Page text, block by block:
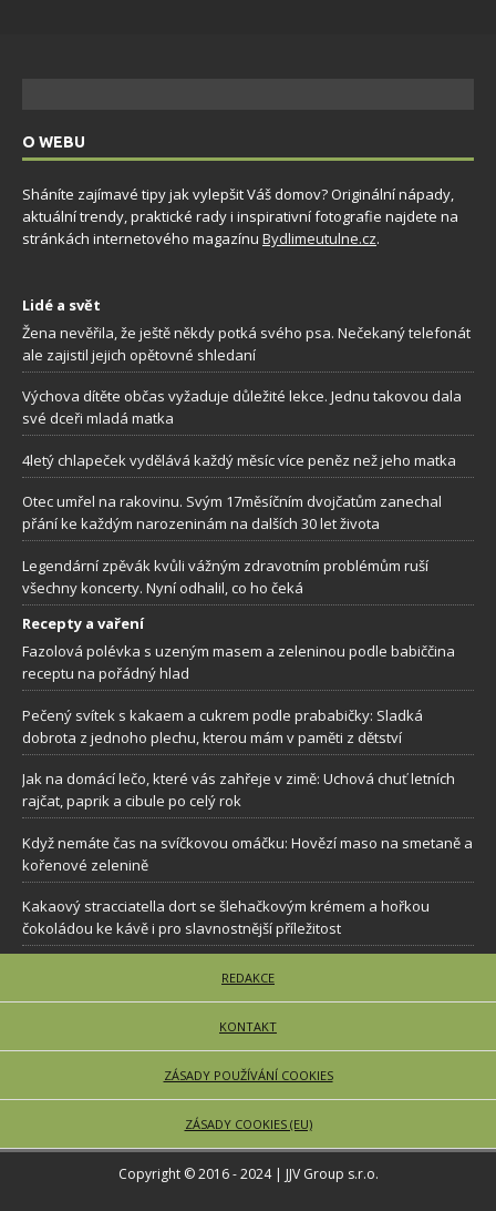
O WEBU
Sháníte zajímavé tipy jak vylepšit Váš domov? Originální nápady,
aktuální trendy, praktické rady i inspirativní fotografie najdete na
stránkách internetového magazínu Bydlimeutulne.cz.
Lidé a svět
Žena nevěřila, že ještě někdy potká svého psa. Nečekaný telefonát
ale zajistil jejich opětovné shledaní
Výchova dítěte občas vyžaduje důležité lekce. Jednu takovou dala
své dceři mladá matka
4letý chlapeček vydělává každý měsíc více peněz než jeho matka
Otec umřel na rakovinu. Svým 17měsíčním dvojčatům zanechal
přání ke každým narozeninám na dalších 30 let života
Legendární zpěvák kvůli vážným zdravotním problémům ruší
všechny koncerty. Nyní odhalil, co ho čeká
Recepty a vaření
Fazolová polévka s uzeným masem a zeleninou podle babiččina
receptu na pořádný hlad
Pečený svítek s kakaem a cukrem podle prababičky: Sladká
dobrota z jednoho plechu, kterou mám v paměti z dětství
Jak na domácí lečo, které vás zahřeje v zimě: Uchová chuť letních
rajčat, paprik a cibule po celý rok
Když nemáte čas na svíčkovou omáčku: Hovězí maso na smetaně a
kořenové zelenině
Kakaový stracciatella dort se šlehačkovým krémem a hořkou
čokoládou ke kávě i pro slavnostnější příležitost
REDAKCE
KONTAKT
ZÁSADY POUŽÍVÁNÍ COOKIES
ZÁSADY COOKIES (EU)
Copyright © 2016 - 2024 | JJV Group s.r.o.